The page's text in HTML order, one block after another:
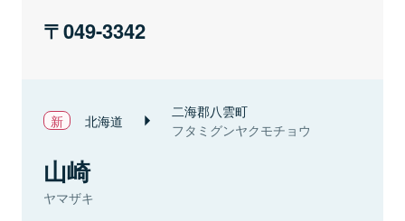
049-3342
北海道 二海郡八雲町
フタミグンヤクモチョウ
山崎
ヤマザキ